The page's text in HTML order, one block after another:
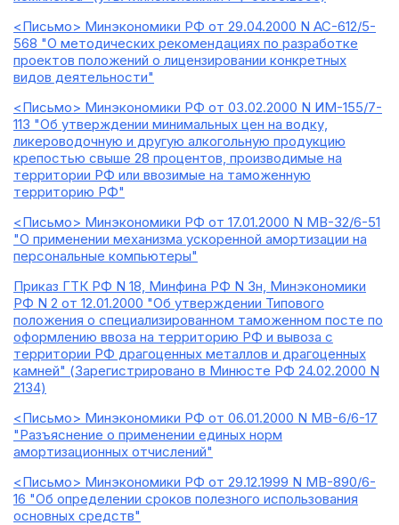
<Письмо> Минэкономики РФ от 29.04.2000 N АС-612/5-
568 "О методических рекомендациях по разработке
проектов положений о лицензировании конкретных
видов деятельности"
<Письмо> Минэкономики РФ от 03.02.2000 N ИМ-155/7-
113 "Об утверждении минимальных цен на водку,
ликероводочную и другую алкогольную продукцию
крепостью свыше 28 процентов, производимые на
территории РФ или ввозимые на таможенную
территорию РФ"
<Письмо> Минэкономики РФ от 17.01.2000 N МВ-32/6-51
"О применении механизма ускоренной амортизации на
персональные компьютеры"
Приказ ГТК РФ N 18, Минфина РФ N 3н, Минэкономики
РФ N 2 от 12.01.2000 "Об утверждении Типового
положения о специализированном таможенном посте по
оформлению ввоза на территорию РФ и вывоза с
территории РФ драгоценных металлов и драгоценных
камней" (Зарегистрировано в Минюсте РФ 24.02.2000 N
2134)
<Письмо> Минэкономики РФ от 06.01.2000 N МВ-6/6-17
"Разъяснение о применении единых норм
амортизационных отчислений"
<Письмо> Минэкономики РФ от 29.12.1999 N МВ-890/6-
16 "Об определении сроков полезного использования
основных средств"